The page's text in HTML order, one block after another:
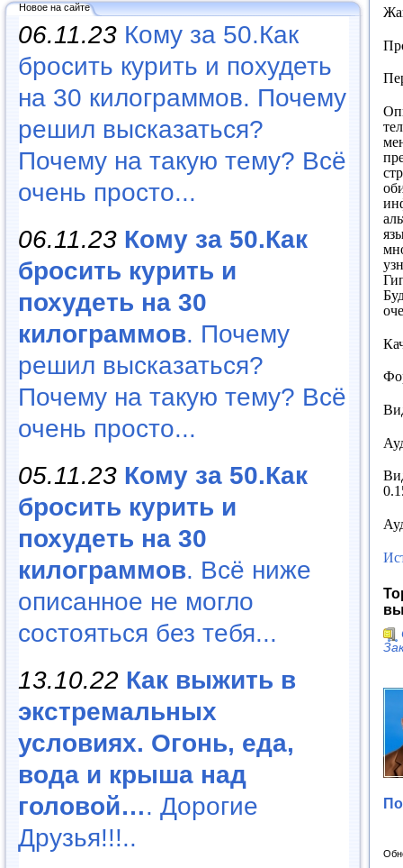
Новое на сайте
06.11.23 Кому за 50.Как
бросить курить и похудеть
на 30 килограммов. Почему
решил высказаться?
Почему на такую тему? Всё
очень просто...
06.11.23 Кому за 50.Как
бросить курить и
похудеть на 30
килограммов. Почему
решил высказаться?
Почему на такую тему? Всё
очень просто...
05.11.23 Кому за 50.Как
бросить курить и
похудеть на 30
килограммов. Всё ниже
описанное не могло
состояться без тебя...
13.10.22 Как выжить в
экстремальных
условиях. Огонь, еда,
вода и крыша над
головой…. Дорогие
Друзья!!!..